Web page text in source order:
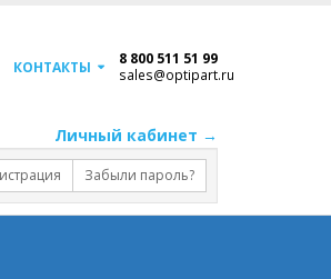
КОНТАКТЫ 8 800 511 51 99
sales@optipart.ru
Личный кабинет →
Забыли пароль?